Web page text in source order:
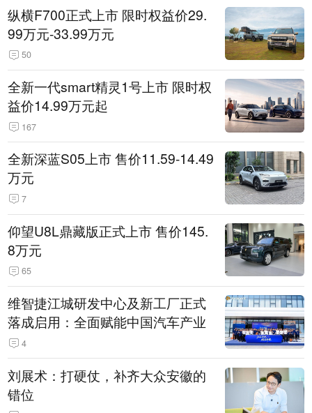
纵横F700正式上市 限时权益价29.
99万元-33.99万元
50
全新一代smart精灵1号上市 限时权
益价14.99万元起
167
全新深蓝S05上市 售价11.59-14.49
万元
7
仰望U8L鼎藏版正式上市 售价145.
8万元
65
维智捷江城研发中心及新工厂正式
落成启用：全面赋能中国汽车产业
4
刘展术：打硬仗，补齐大众安徽的
错位